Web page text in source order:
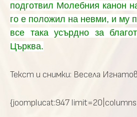
подготвил Молебния канон
го е положил на невми, и му
все така усърдно за
Църква.
Текст и снимки: Весела
{joomplucat:947